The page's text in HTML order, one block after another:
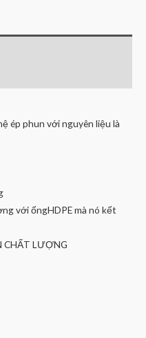
ép phun với nguyên liệu là
với ốngHDPE mà nó kết
CHẤT LƯỢNG